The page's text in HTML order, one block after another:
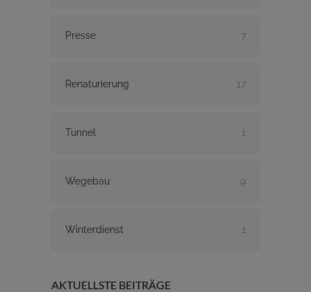
Presse 7
Renaturierung 17
Tunnel 1
Wegebau 9
Winterdienst 1
AKTUELLSTE BEITRÄGE